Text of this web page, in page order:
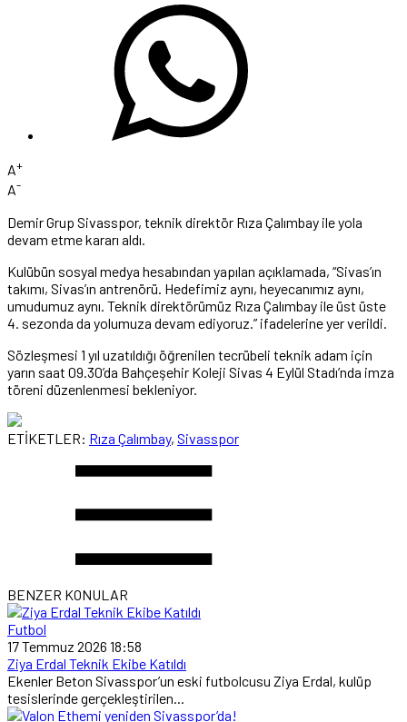
A+
A-
Demir Grup Sivasspor, teknik direktör Rıza Çalımbay ile yola
devam etme kararı aldı.
Kulübün sosyal medya hesabından yapılan açıklamada, “Sivas’ın
takımı, Sivas’ın antrenörü. Hedefimiz aynı, heyecanımız aynı,
umudumuz aynı. Teknik direktörümüz Rıza Çalımbay ile üst üste
4. sezonda da yolumuza devam ediyoruz.” ifadelerine yer verildi.
Sözleşmesi 1 yıl uzatıldığı öğrenilen tecrübeli teknik adam için
yarın saat 09.30’da Bahçeşehir Koleji Sivas 4 Eylül Stadı’nda imza
töreni düzenlenmesi bekleniyor.
ETİKETLER: Rıza Çalımbay, Sivasspor
BENZER KONULAR
Futbol
17 Temmuz 2026 18:58
Ziya Erdal Teknik Ekibe Katıldı
Ekenler Beton Sivasspor’un eski futbolcusu Ziya Erdal, kulüp
tesislerinde gerçekleştirilen...